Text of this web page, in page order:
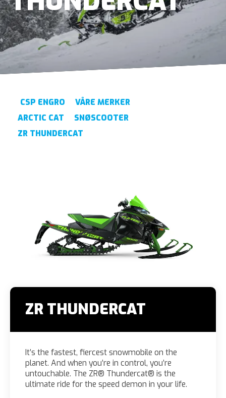
CSP ENGRO
VÅRE MERKER
ARCTIC CAT
SNØSCOOTER
ZR THUNDERCAT
ZR THUNDERCAT
It’s the fastest, fiercest snowmobile on the
planet. And when you’re in control, you’re
untouchable. The ZR® Thundercat® is the
ultimate ride for the speed demon in your life.